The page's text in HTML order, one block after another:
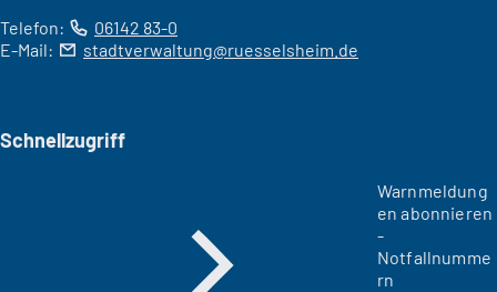
Telefon:
06142 83-0
E-Mail:
stadtverwaltung ruesselsheim de
Schnellzugriff
Warnmeldung
en abonnieren
-
Notfallnumme
rn